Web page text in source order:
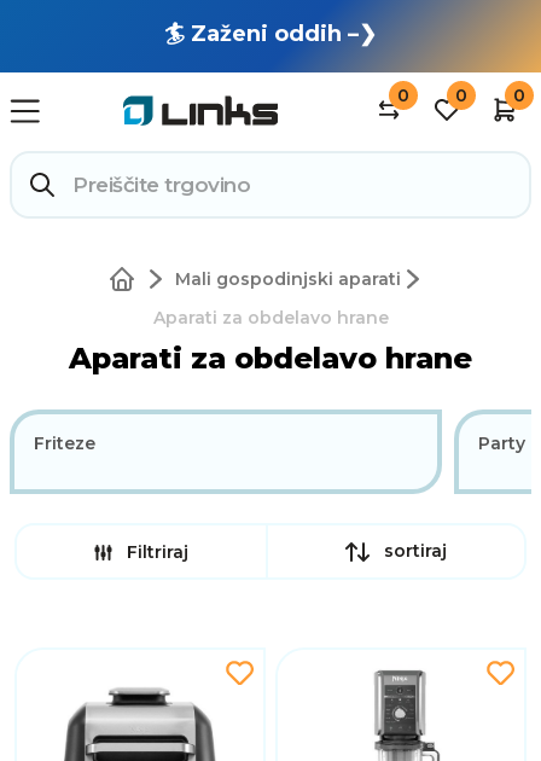
🏄 Zaženi oddih –❯
0 0 0
Mali gospodinjski aparati
Aparati za obdelavo hrane
Aparati za obdelavo hrane
Friteze Party
Filtriraj sortiraj